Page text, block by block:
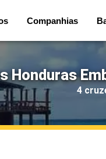
Companhias
Honduras
4